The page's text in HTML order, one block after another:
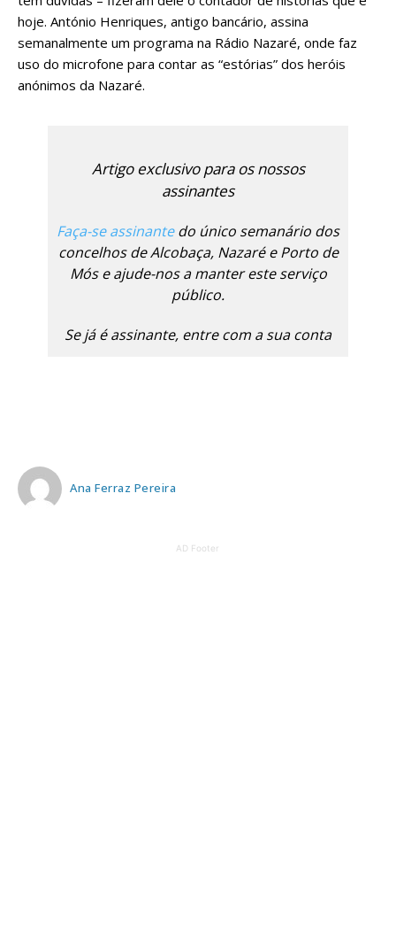
hoje. António Henriques, antigo bancário, assina
semanalmente um programa na Rádio Nazaré, onde faz
uso do microfone para contar as “estórias” dos heróis
anónimos da Nazaré.
Artigo exclusivo para os nossos
assinantes
Faça-se assinantedo único semanário dos
concelhos de Alcobaça, Nazaré e Porto de
Mós e ajude-nos a manter este serviço
público.
Se já é assinante, entre com a sua conta
Ana Ferraz Pereira
AD Footer